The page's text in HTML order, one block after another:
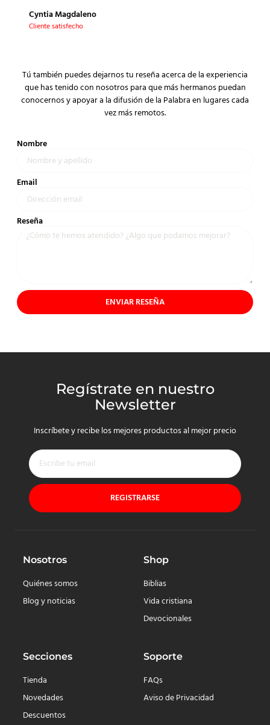
Cyntia Magdaleno
Cliente satisfecho
Tú también puedes dejarnos tu reseña acerca de la experiencia
que has tenido con nosotros para que más hermanos puedan
conocernos y apoyar a la difusión de la Palabra en lugares cada
vez más remotos.
Nombre
Email
Reseña
ENVIAR RESEÑA
Regístrate en nuestro
Newsletter
Inscríbete y recibe los mejores productos al mejor precio
REGISTRARSE
Nosotros
Quiénes somos
Blog y noticias
Shop
Biblias
Vida cristiana
Devocionales
Secciones
Tienda
Novedades
Descuentos
Soporte
FAQs
Aviso de Privacidad